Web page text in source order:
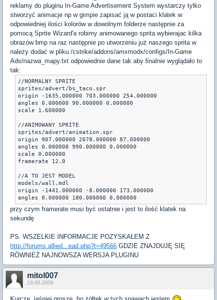
reklamy do pluginu In-Game Advertisement System wystarczy tylko
stworzyć animacje np w gimpie zapisać ją w postaci klatek w
odpowiedniej ilości kolorów w dowolnym folderze następnie za
pomocą Sprite Wizard'a robimy animowanego sprita wybierajac kilka
obrazów bmp na raz następnie po utworzeniu już naszego sprita w
należy dodać w pliku /cstrike/addons/amxmodx/configs/In-Game
Ads/nazwa_mapy.txt odpowiednie dane tak aby finalnie wyglądało to
tak:
//NORMALNY SPRITE
sprites/advert/bs_taco.spr
origin -1635.000000 703.000000 254.000000
angles 0.000000 90.000000 0.000000
scale 1.600000
//ANIMOWANY SPRITE
sprites/advert/animation.spr
origin 907.000000 2078.000000 87.000000
angles 0.000000 990.000000 0.000000
scale 0.000000
framerate 12.0
//A TO JEST MODEL
models/wall.mdl
origin -1441.000000 -8.000000 173.000000
przy czym framerate musi być ostatnie i jest to ilość klatek na
sekundę
PS. WSZELKIE INFORMACJE POZYSKAŁEM Z
http://forums.allied...ead.php?t=49566 GDZIE ZNAJDUJĘ SIĘ
RÓWNIEŻ NAJNOWSZA WERSJA PLUGINU
mitol007
19.08.2009